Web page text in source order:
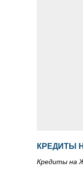
КРЕДИТЫ
Кредиты на